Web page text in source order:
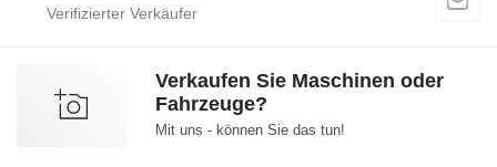
Verkaufen Sie Maschinen oder
Fahrzeuge?
Mit uns - können Sie das tun!